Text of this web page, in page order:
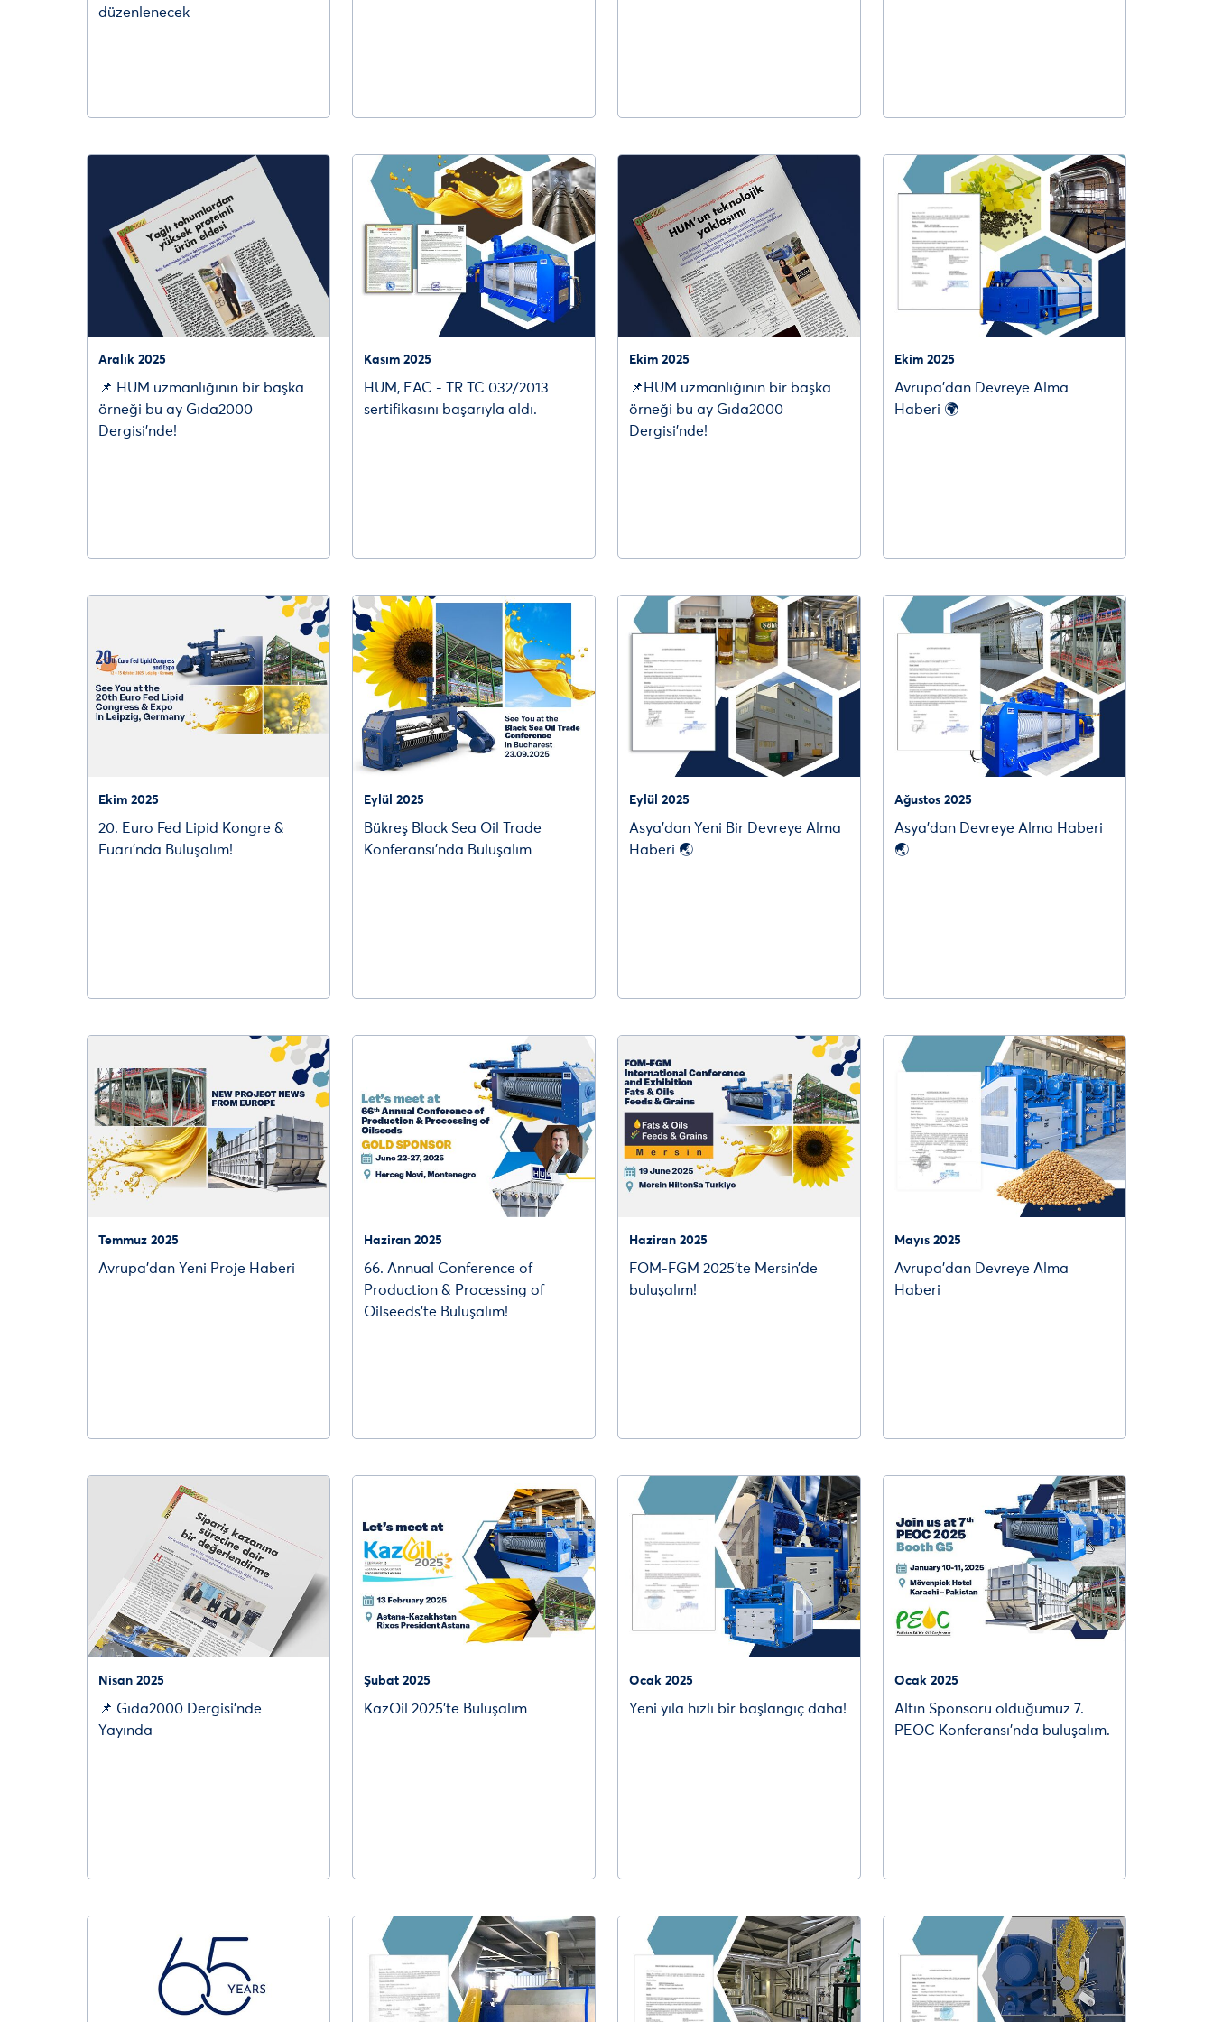
düzenlenecek
Aralık 2025
📌 HUM uzmanlığının bir başka
örneği bu ay Gıda2000
Dergisi’nde!
Kasım 2025
HUM, EAC - TR TC 032/2013
sertifikasını başarıyla aldı.
Ekim 2025
📌HUM uzmanlığının bir başka
örneği bu ay Gıda2000
Dergisi’nde!
Ekim 2025
Avrupa’dan Devreye Alma
Haberi 🌍
Ekim 2025
20. Euro Fed Lipid Kongre &
Fuarı’nda Buluşalım!
Eylül 2025
Bükreş Black Sea Oil Trade
Konferansı’nda Buluşalım
Eylül 2025
Asya’dan Yeni Bir Devreye Alma
Haberi 🌏
Ağustos 2025
Asya’dan Devreye Alma Haberi
🌏
Temmuz 2025
Avrupa’dan Yeni Proje Haberi
Haziran 2025
66. Annual Conference of
Production & Processing of
Oilseeds’te Buluşalım!
Haziran 2025
FOM-FGM 2025’te Mersin’de
buluşalım!
Mayıs 2025
Avrupa’dan Devreye Alma
Haberi
Nisan 2025
📌 Gıda2000 Dergisi’nde
Yayında
Şubat 2025
KazOil 2025’te Buluşalım
Ocak 2025
Yeni yıla hızlı bir başlangıç daha!
Ocak 2025
Altın Sponsoru olduğumuz 7.
PEOC Konferansı’nda buluşalım.